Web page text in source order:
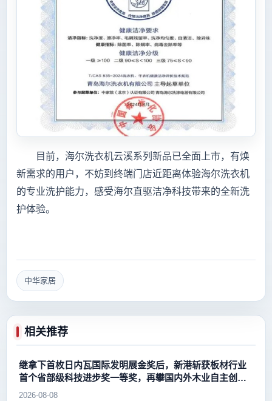
目前，海尔洗衣机云溪系列新品已全面上市，有焕
新需求的用户，不妨到终端门店近距离体验海尔洗衣机
的专业洗护能力，感受海尔直驱洁净科技带来的全新洗
护体验。
中华家居
相关推荐
继拿下首枚日内瓦国际发明展金奖后，新港斩获板材行业
首个省部级科技进步奖一等奖，再攀国内外木业自主创新
新高峰
2026-08-08